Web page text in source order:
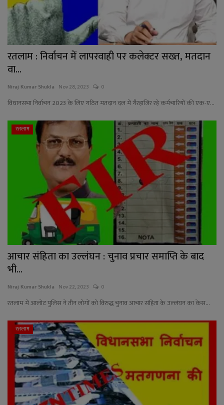
रतलाम : निर्वाचन में लापरवाही पर कलेक्टर सख्त, मतदान
वा...
Niraj Kumar Shukla Nov 28, 2023 0
विधानसभा निर्वाचन 2023 के लिए गठित मतदान दल में गैरहाजिर रहे कर्मचारियों की एक-ए...
रतलाम
आचार संहिता का उल्लंघन : चुनाव प्रचार समाप्ति के बाद
भी...
Niraj Kumar Shukla Nov 22, 2023 0
रतलाम में आलोट पुलिस ने तीन लोगों को विरुद्ध चुनाव आचार संहिता के उल्लंघन का केस...
रतलाम